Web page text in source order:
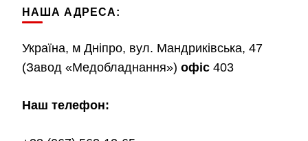
НАША АДРЕСА:
Україна, м Дніпро, вул. Мандриківська, 47
(Завод «Медобладнання») офіс 403
Наш телефон: